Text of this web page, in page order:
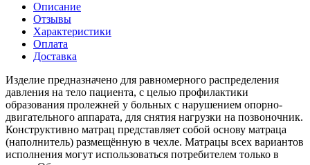
Описание
Отзывы
Характеристики
Оплата
Доставка
Изделие предназначено для равномерного распределения
давления на тело пациента, с целью профилактики
образования пролежней у больных с нарушением опорно-
двигательного аппарата, для снятия нагрузки на позвоночник.
Конструктивно матрац представляет собой основу матраца
(наполнитель) размещённую в чехле. Матрацы всех вариантов
исполнения могут использоваться потребителем только в